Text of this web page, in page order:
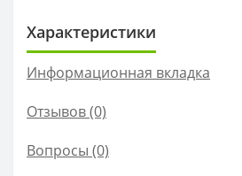
Характеристики
Информационная вкладка
Отзывов (0)
Вопросы (0)